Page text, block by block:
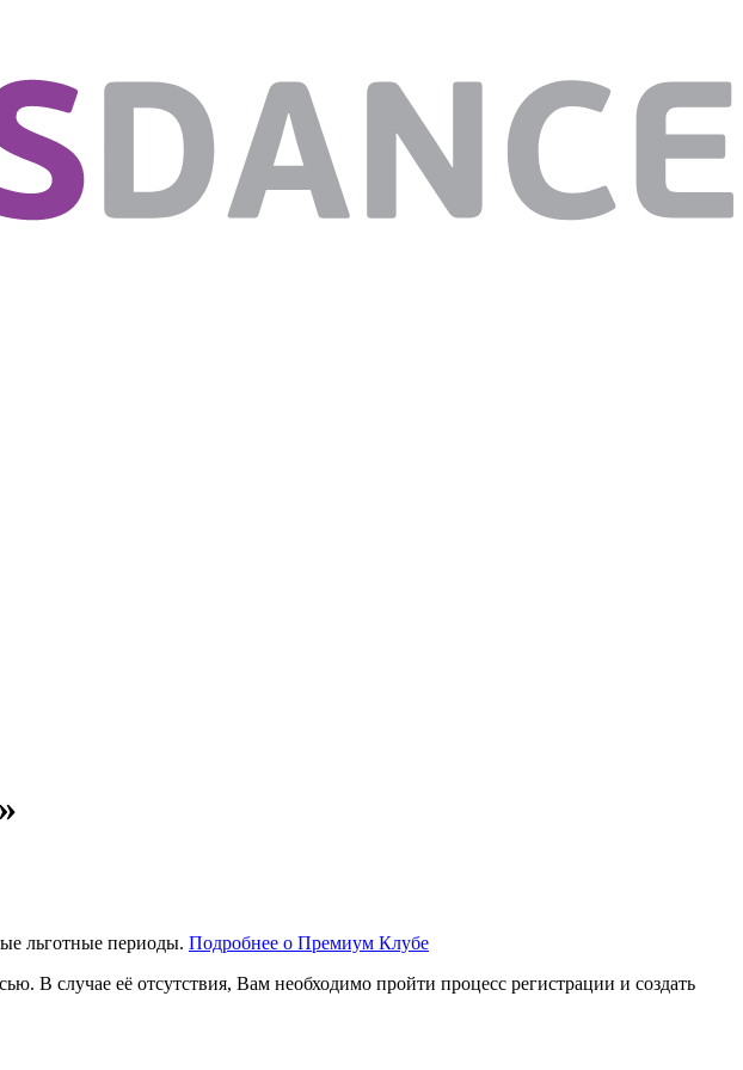
льготные периоды. Подробнее о Премиум Клубе
В случае её отсутствия, Вам необходимо пройти процесс регистрации и создать